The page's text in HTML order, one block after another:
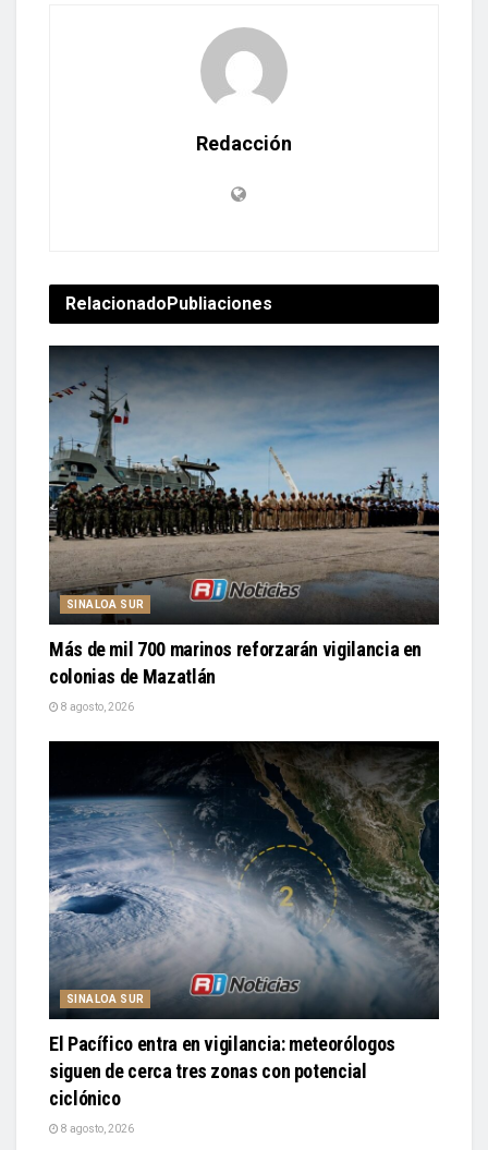
Redacción
RelacionadoPubliaciones
SINALOA SUR
Más de mil 700 marinos reforzarán vigilancia en
colonias de Mazatlán
8 agosto, 2026
SINALOA SUR
El Pacífico entra en vigilancia: meteorólogos
siguen de cerca tres zonas con potencial
ciclónico
8 agosto, 2026